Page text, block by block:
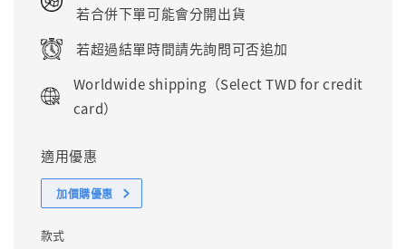
若合併下單可能會分開出貨
若超過結單時間請先詢問可否追加
Worldwide shipping（Select TWD for credit
card）
適用優惠
加價購優惠
款式